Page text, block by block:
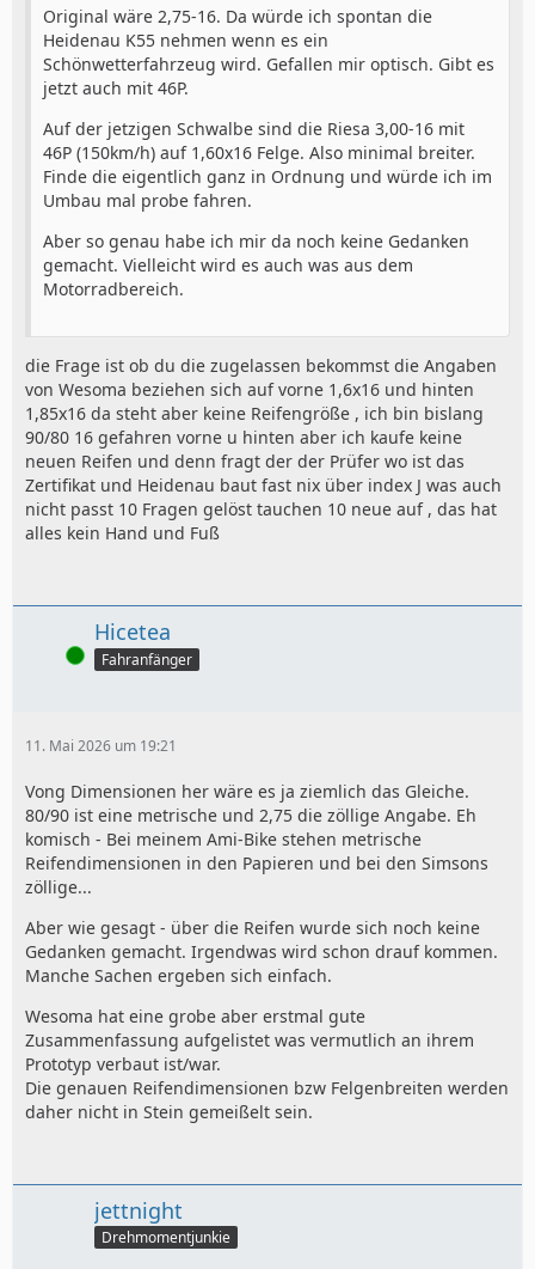
Original wäre 2,75-16. Da würde ich spontan die
Heidenau K55 nehmen wenn es ein
Schönwetterfahrzeug wird. Gefallen mir optisch. Gibt es
jetzt auch mit 46P.
Auf der jetzigen Schwalbe sind die Riesa 3,00-16 mit
46P (150km/h) auf 1,60x16 Felge. Also minimal breiter.
Finde die eigentlich ganz in Ordnung und würde ich im
Umbau mal probe fahren.
Aber so genau habe ich mir da noch keine Gedanken
gemacht. Vielleicht wird es auch was aus dem
Motorradbereich.
die Frage ist ob du die zugelassen bekommst die Angaben
von Wesoma beziehen sich auf vorne 1,6x16 und hinten
1,85x16 da steht aber keine Reifengröße , ich bin bislang
90/80 16 gefahren vorne u hinten aber ich kaufe keine
neuen Reifen und denn fragt der der Prüfer wo ist das
Zertifikat und Heidenau baut fast nix über index J was auch
nicht passt 10 Fragen gelöst tauchen 10 neue auf , das hat
alles kein Hand und Fuß
Online
Hicetea
Fahranfänger
11. Mai 2026 um 19:21
Vong Dimensionen her wäre es ja ziemlich das Gleiche.
80/90 ist eine metrische und 2,75 die zöllige Angabe. Eh
komisch - Bei meinem Ami-Bike stehen metrische
Reifendimensionen in den Papieren und bei den Simsons
zöllige...
Aber wie gesagt - über die Reifen wurde sich noch keine
Gedanken gemacht. Irgendwas wird schon drauf kommen.
Manche Sachen ergeben sich einfach.
Wesoma hat eine grobe aber erstmal gute
Zusammenfassung aufgelistet was vermutlich an ihrem
Prototyp verbaut ist/war.
Die genauen Reifendimensionen bzw Felgenbreiten werden
daher nicht in Stein gemeißelt sein.
jettnight
Drehmomentjunkie